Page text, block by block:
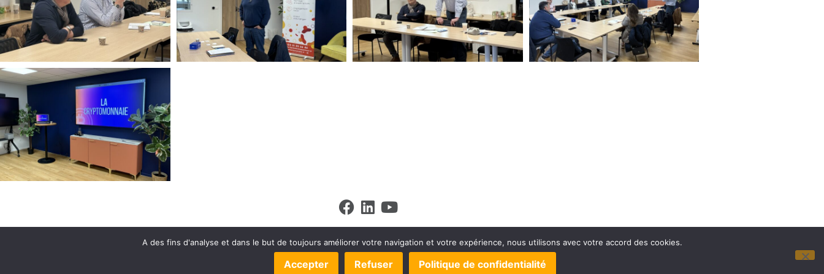
© 2022-2025 OLB DÉVELOPPEMENT –MENTIONS LÉGALES–POLITIQUE DE CONFIDENTIALITÉ–
EXERCEZ VOS DROITS
GÉRER LES COOKIES– UN SITE
A des fins d'analyse et dans le but de toujours améliorer votre navigation et votre expérience, nous utilisons avec votre accord des cookies.
Accepter Refuser Politique de confidentialité